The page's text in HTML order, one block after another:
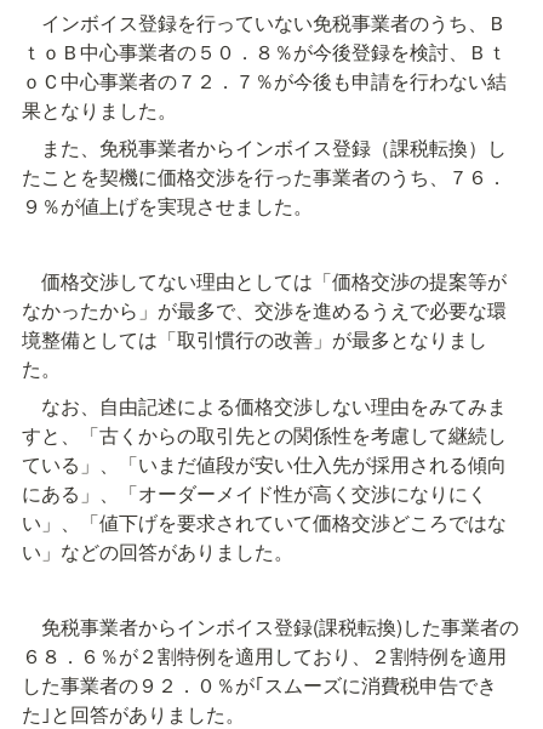
インボイス登録を行っていない免税事業者のうち、Ｂ
ｔｏＢ中心事業者の５０．８％が今後登録を検討、Ｂｔ
ｏＣ中心事業者の７２．７％が今後も申請を行わない結
果となりました。
また、免税事業者からインボイス登録（課税転換）し
たことを契機に価格交渉を行った事業者のうち、７６．
９％が値上げを実現させました。
価格交渉してない理由としては「価格交渉の提案等が
なかったから」が最多で、交渉を進めるうえで必要な環
境整備としては「取引慣行の改善」が最多となりまし
た。
なお、自由記述による価格交渉しない理由をみてみま
すと、「古くからの取引先との関係性を考慮して継続し
ている」、「いまだ値段が安い仕入先が採用される傾向
にある」、「オーダーメイド性が高く交渉になりにく
い」、「値下げを要求されていて価格交渉どころではな
い」などの回答がありました。
免税事業者からインボイス登録(課税転換)した事業者の
６８．６％が２割特例を適用しており、２割特例を適用
した事業者の９２．０％が｢スムーズに消費税申告でき
た｣と回答がありました。